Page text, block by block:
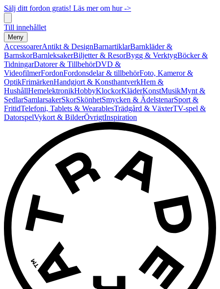
Sälj ditt fordon gratis! Läs mer om hur ->
Till innehållet
Meny
AccessoarerAntikt & DesignBarnartiklarBarnkläder &
BarnskorBarnleksakerBiljetter & ResorBygg & VerktygBöcker &
TidningarDatorer & TillbehörDVD &
VideofilmerFordonFordonsdelar & tillbehörFoto, Kameror &
OptikFrimärkenHandgjort & KonsthantverkHem &
HushållHemelektronikHobbyKlockorKläderKonstMusikMynt &
SedlarSamlarsakerSkorSkönhetSmycken & ÄdelstenarSport &
FritidTelefoni, Tablets & WearablesTrädgård & VäxterTV-spel &
DatorspelVykort & BilderÖvrigtInspiration